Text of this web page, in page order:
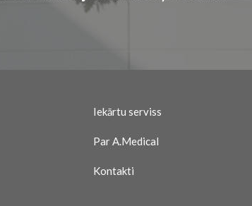
Iekārtu serviss
Par A.Medical
Kontakti